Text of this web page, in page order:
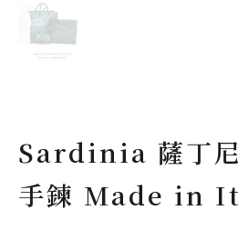
Sardinia 薩丁
手鍊 Made in